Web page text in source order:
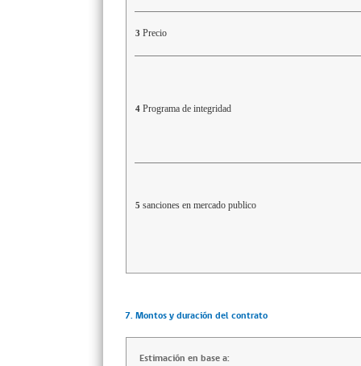
3 Precio
4 Programa de integridad
5 sanciones en mercado publico
7. Montos y duración del contrato
Estimación en base a: